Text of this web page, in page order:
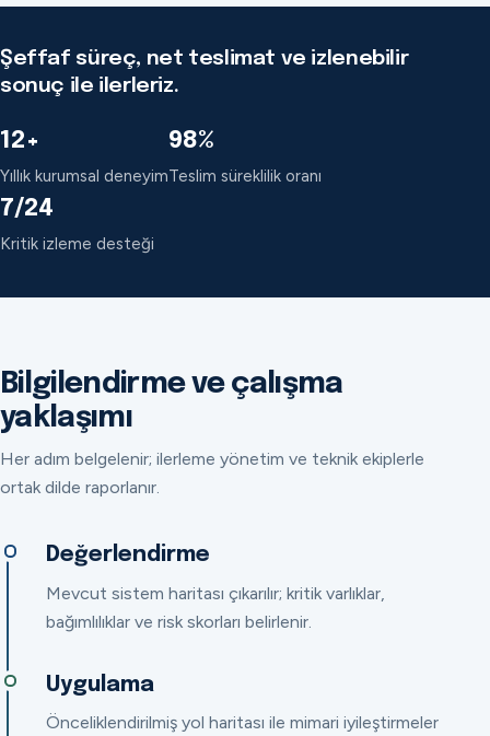
Şeffaf süreç, net teslimat ve izlenebilir
sonuç ile ilerleriz.
12+
Yıllık kurumsal deneyim
98%
Teslim süreklilik oranı
7/24
Kritik izleme desteği
Bilgilendirme ve çalışma
yaklaşımı
Her adım belgelenir; ilerleme yönetim ve teknik ekiplerle
ortak dilde raporlanır.
Değerlendirme
Mevcut sistem haritası çıkarılır; kritik varlıklar,
bağımlılıklar ve risk skorları belirlenir.
Uygulama
Önceliklendirilmiş yol haritası ile mimari iyileştirmeler